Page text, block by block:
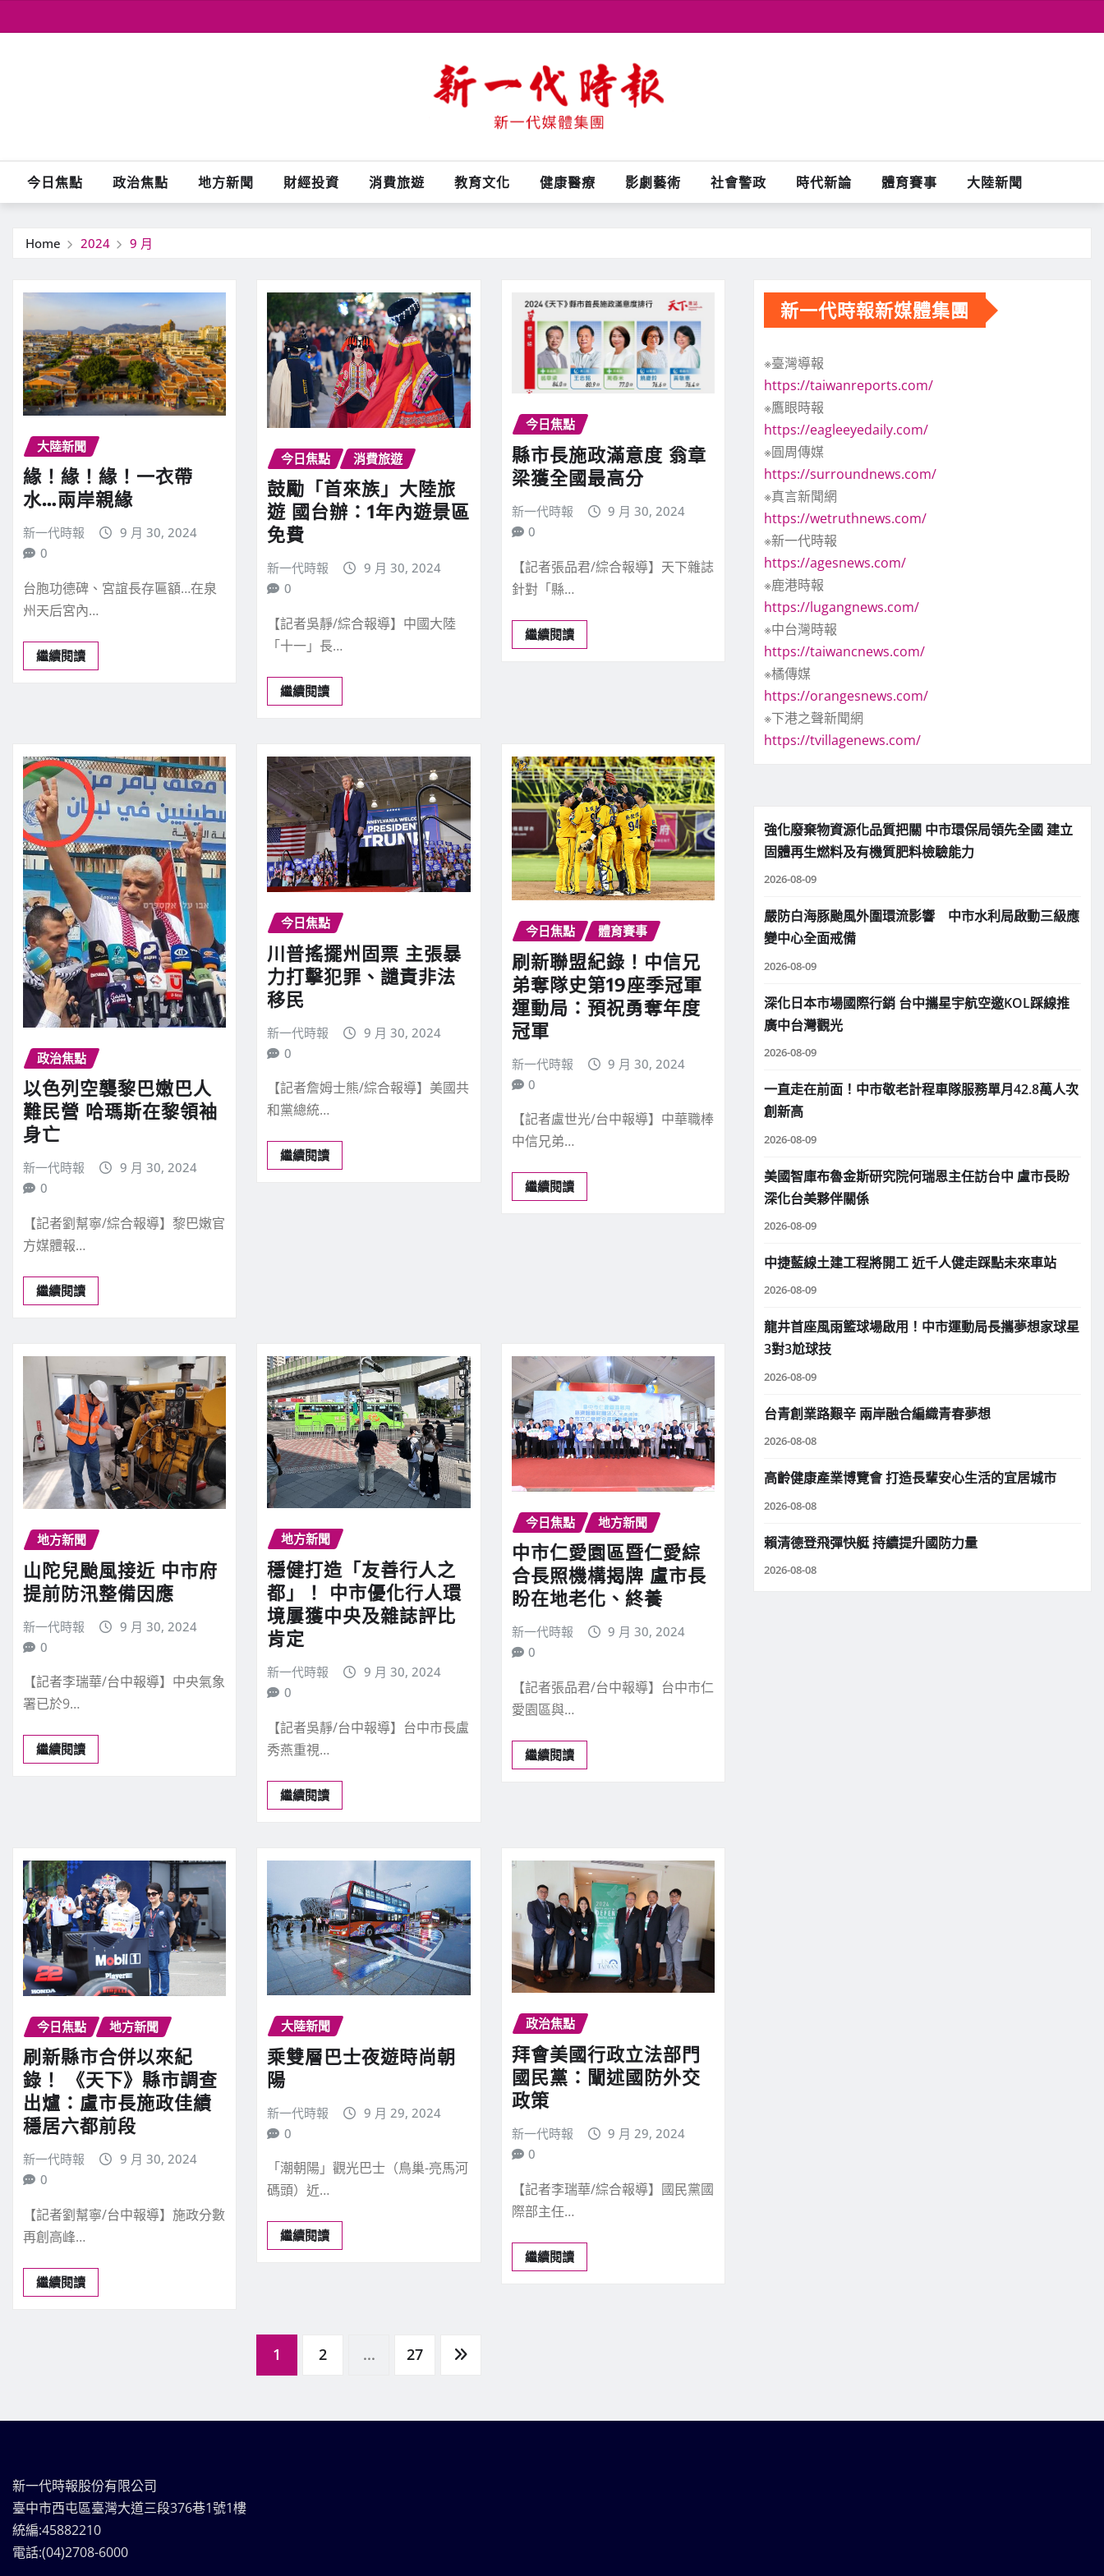
to
今日焦點 政治焦點 地方新聞 財經投資 消費旅遊 教育文化 健康醫療 影劇藝術 社會警政 時代新論 體育賽事 大陸新聞
Home 2024 9 月
大陸新聞
緣！緣！緣！一衣帶
水…兩岸親緣
新一代時報
9 月 30, 2024
0
台胞功德碑、宮誼長存匾額…在泉
州天后宮內…
繼續閱讀
今日焦點 消費旅遊
鼓勵「首來族」大陸旅
遊 國台辦：1年內遊景區
免費
新一代時報
9 月 30, 2024
0
【記者吳靜/綜合報導】中國大陸
「十一」長…
繼續閱讀
今日焦點
縣市長施政滿意度 翁章
梁獲全國最高分
新一代時報
9 月 30, 2024
0
【記者張品君/綜合報導】天下雜誌
針對「縣…
繼續閱讀
政治焦點
以色列空襲黎巴嫩巴人
難民營 哈瑪斯在黎領袖
身亡
新一代時報
9 月 30, 2024
0
【記者劉幫寧/綜合報導】黎巴嫩官
方媒體報…
繼續閱讀
今日焦點
川普搖擺州固票 主張暴
力打擊犯罪、譴責非法
移民
新一代時報
9 月 30, 2024
0
【記者詹姆士熊/綜合報導】美國共
和黨總統…
繼續閱讀
今日焦點 體育賽事
刷新聯盟紀錄！中信兄
弟奪隊史第19座季冠軍
運動局：預祝勇奪年度
冠軍
新一代時報
9 月 30, 2024
0
【記者盧世光/台中報導】中華職棒
中信兄弟…
繼續閱讀
地方新聞
山陀兒颱風接近 中市府
提前防汛整備因應
新一代時報
9 月 30, 2024
0
【記者李瑞華/台中報導】中央氣象
署已於9…
繼續閱讀
地方新聞
穩健打造「友善行人之
都」！ 中市優化行人環
境屢獲中央及雜誌評比
肯定
新一代時報
9 月 30, 2024
0
【記者吳靜/台中報導】台中市長盧
秀燕重視…
繼續閱讀
今日焦點 地方新聞
中市仁愛園區暨仁愛綜
合長照機構揭牌 盧市長
盼在地老化、終養
新一代時報
9 月 30, 2024
0
【記者張品君/台中報導】台中市仁
愛園區與…
繼續閱讀
今日焦點 地方新聞
刷新縣市合併以來紀
錄！ 《天下》縣市調查
出爐：盧市長施政佳績
穩居六都前段
新一代時報
9 月 30, 2024
0
【記者劉幫寧/台中報導】施政分數
再創高峰…
繼續閱讀
大陸新聞
乘雙層巴士夜遊時尚朝
陽
新一代時報
9 月 29, 2024
0
「潮朝陽」觀光巴士（鳥巢-亮馬河
碼頭）近…
繼續閱讀
政治焦點
拜會美國行政立法部門
國民黨：闡述國防外交
政策
新一代時報
9 月 29, 2024
0
【記者李瑞華/綜合報導】國民黨國
際部主任…
繼續閱讀
頁
1 2 ... 27
新一代時報新媒體集團
※臺灣導報
https://taiwanreports.com/
※鷹眼時報
https://eagleeyedaily.com/
※圓周傳媒
https://surroundnews.com/
※真言新聞網
https://wetruthnews.com/
※新一代時報
https://agesnews.com/
※鹿港時報
https://lugangnews.com/
※中台灣時報
https://taiwancnews.com/
※橘傳媒
https://orangesnews.com/
※下港之聲新聞網
https://tvillagenews.com/
強化廢棄物資源化品質把關 中市環保局領先全國 建立
固體再生燃料及有機質肥料檢驗能力
2026-08-09
嚴防白海豚颱風外圍環流影響 中市水利局啟動三級應
變中心全面戒備
2026-08-09
深化日本市場國際行銷 台中攜星宇航空邀KOL踩線推
廣中台灣觀光
2026-08-09
一直走在前面！中市敬老計程車隊服務單月42.8萬人次
創新高
2026-08-09
美國智庫布魯金斯研究院何瑞恩主任訪台中 盧市長盼
深化台美夥伴關係
2026-08-09
中捷藍線土建工程將開工 近千人健走踩點未來車站
2026-08-09
龍井首座風雨籃球場啟用！中市運動局長攜夢想家球星
3對3尬球技
2026-08-09
台青創業路艱辛 兩岸融合編織青春夢想
2026-08-08
高齡健康產業博覽會 打造長輩安心生活的宜居城市
2026-08-08
賴清德登飛彈快艇 持續提升國防力量
2026-08-08
新一代時報股份有限公司
臺中市西屯區臺灣大道三段376巷1號1樓
統編:45882210
電話:(04)2708-6000